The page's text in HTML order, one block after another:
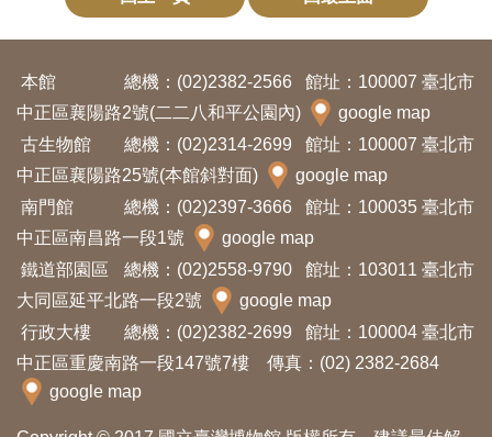
放
宣
告
著
權
明
回
首
本館 總機：(02)2382-2566
館址：100007 臺北市
中正區襄陽路2號(二二八和平公園內)
google map
古生物館
總機：(02)2314-2699
館址：100007 臺北市
中正區襄陽路25號(本館斜對面)
google map
南門館
總機：(02)2397-3666
館址：100035 臺北市
中正區南昌路一段1號
google map
鐵道部園區
總機：(02)2558-9790
館址：103011 臺北市
大同區延平北路一段2號
google map
行政大樓
總機：(02)2382-2699
館址：100004 臺北市
中正區重慶南路一段147號7樓 傳真：(02) 2382-2684
google map